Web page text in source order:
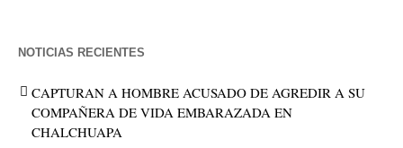
NOTICIAS RECIENTES
CAPTURAN A HOMBRE ACUSADO DE AGREDIR A SU
COMPAÑERA DE VIDA EMBARAZADA EN
CHALCHUAPA